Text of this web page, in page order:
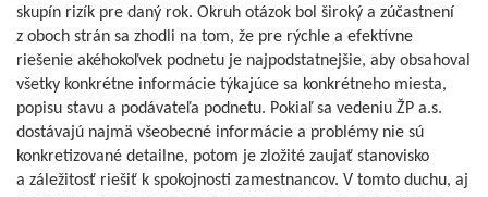
skupín rizík pre daný rok. Okruh otázok bol široký a zúčastnení
z oboch strán sa zhodli na tom, že pre rýchle a efektívne
riešenie akéhokoľvek podnetu je najpodstatnejšie, aby obsahoval
všetky konkrétne informácie týkajúce sa konkrétneho miesta,
popisu stavu a podávateľa podnetu. Pokiaľ sa vedeniu ŽP a.s.
dostávajú najmä všeobecné informácie a problémy nie sú
konkretizované detailne, potom je zložité zaujať stanovisko
a záležitosť riešiť k spokojnosti zamestnancov. V tomto duchu, aj